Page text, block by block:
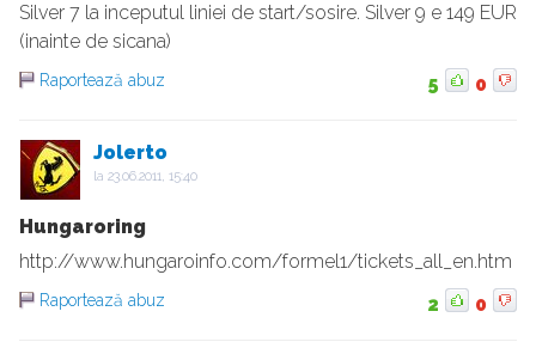
Silver 7 la inceputul liniei de start/sosire. Silver 9 e 149 EUR
(inainte de sicana)
Raportează abuz 5 0
Jolerto
la 23.06.2011, 15:40
Hungaroring
http://www.hungaroinfo.com/formel1/tickets_all_en.htm
Raportează abuz 2 0